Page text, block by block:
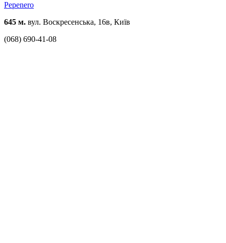
Pepenero
645 м. вул. Воскресенська, 16в, Київ
(068) 690-41-08